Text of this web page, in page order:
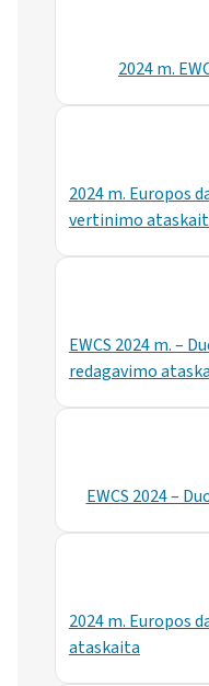
2024 m.
2024 m. Europos
vertinimo
EWCS 2024 m. –
redagavimo
EWCS 2024 –
2024 m. Europos
ataskaita